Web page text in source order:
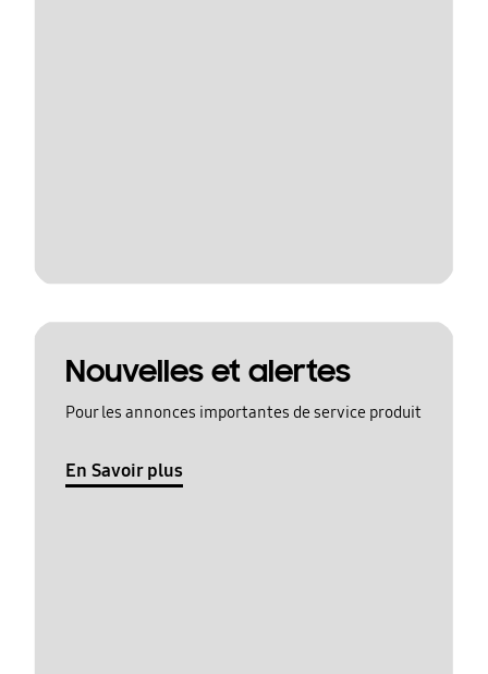
Nouvelles et alertes
Pour les annonces importantes de service produit
En Savoir plus